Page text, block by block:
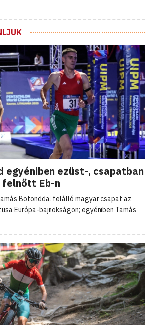
egyéniben ezüst-, csapatban
felnőtt Eb-n
Botonddal felálló magyar csapat az
Európa-bajnokságon; egyéniben Tamás